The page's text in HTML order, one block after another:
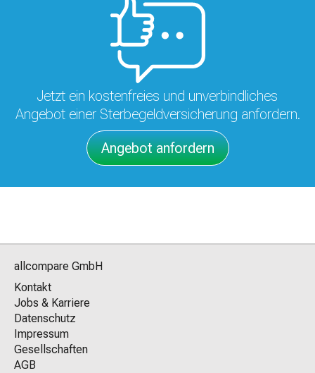
Jetzt ein kostenfreies und unverbindliches
Angebot einer Sterbegeldversicherung anfordern.
Angebot anfordern
allcompare GmbH
Kontakt
Jobs & Karriere
Datenschutz
Impressum
Gesellschaften
AGB